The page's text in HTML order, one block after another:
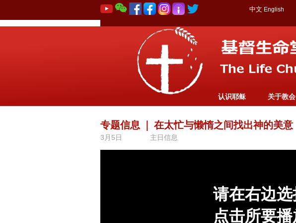
中文 English
认识耶稣 关于教会
专题信息 在太忙与懒惰之间找出神的美意
3月5日 主日信息